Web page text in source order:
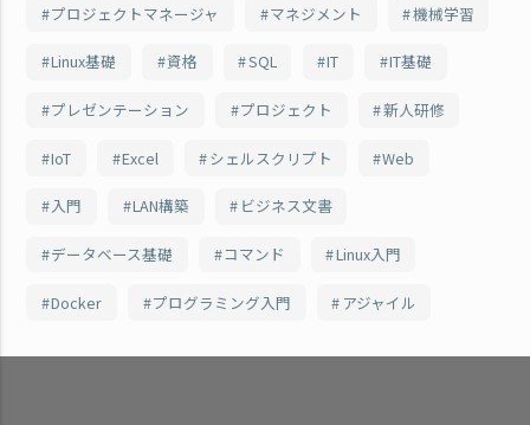
プロジェクトマネージャ マネジメント 機械学習
Linux基礎 資格 SQL IT IT基礎
プレゼンテーション プロジェクト 新人研修
IoT Excel シェルスクリプト Web
入門 LAN構築 ビジネス文書
データベース基礎 コマンド Linux入門
Docker プログラミング入門 アジャイル